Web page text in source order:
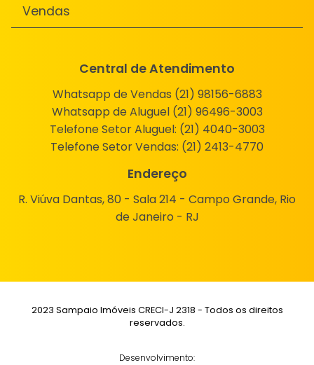
Vendas
Central de Atendimento
Whatsapp de Vendas (21) 98156-6883
Whatsapp de Aluguel (21) 96496-3003
Telefone Setor Aluguel: (21) 4040-3003
Telefone Setor Vendas: (21) 2413-4770
Endereço
R. Viúva Dantas, 80 - Sala 214 - Campo Grande, Rio
de Janeiro - RJ
2023 Sampaio Imóveis CRECI-J 2318 - Todos os direitos
reservados.
Desenvolvimento: